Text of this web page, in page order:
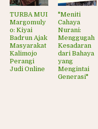
TURBA MUI
Margomuly
o: Kiyai
Badrun Ajak
Masyarakat
Kalimojo
Perangi
Judi Online
"Meniti
Cahaya
Nurani:
Menggugah
Kesadaran
dari Bahaya
yang
Mengintai
Generasi"